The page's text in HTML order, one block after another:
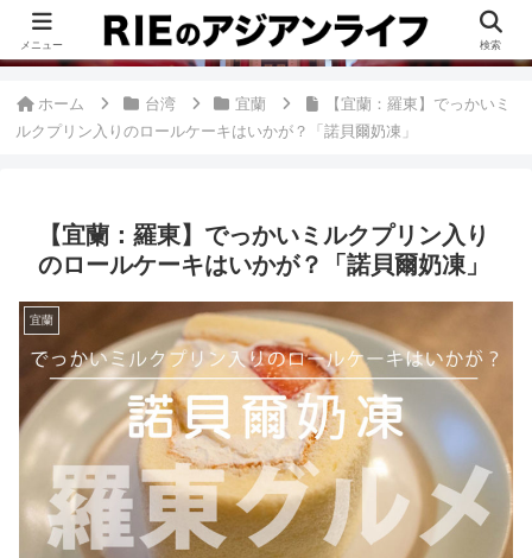
このブログは、台湾が好きすぎて移住したRieがグルメ、観光、生活・ビジネ
ス情報、アジア旅経験などをまとめた台湾ブログです。
ホーム 台湾 宜蘭
【宜蘭：羅東】でっかいミ
ルクプリン入りのロールケーキはいかが？「諾貝爾奶凍」
【宜蘭：羅東】でっかいミルクプリン入り
のロールケーキはいかが？「諾貝爾奶凍」
宜蘭
メニュー 検索